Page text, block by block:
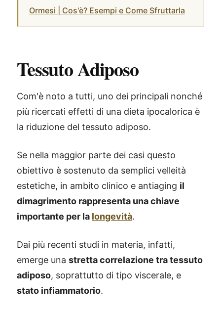
Ormesi | Cos'è? Esempi e Come Sfruttarla
Tessuto Adiposo
Com'è noto a tutti, uno dei principali nonché
più ricercati effetti di una dieta ipocalorica è
la riduzione del tessuto adiposo.
Se nella maggior parte dei casi questo
obiettivo è sostenuto da semplici velleità
estetiche, in ambito clinico e antiaging il
dimagrimento rappresenta una chiave
importante per la longevità.
Dai più recenti studi in materia, infatti,
emerge una stretta correlazione tra tessuto
adiposo, soprattutto di tipo viscerale, e
stato infiammatorio.